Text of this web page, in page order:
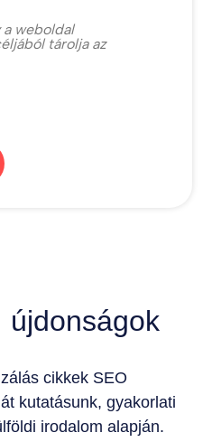
a weboldal
tárolja az
újdonságok
cikkek SEO
kutatásunk, gyakorlati
irodalom alapján.